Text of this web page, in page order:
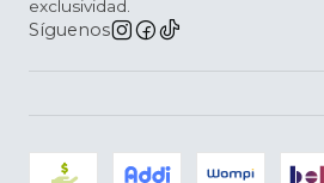
exclusividad.
Síguenos